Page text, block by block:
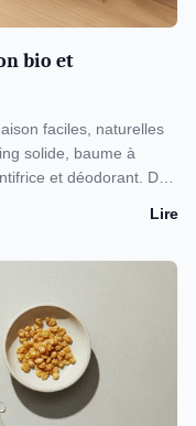
bio et
faciles, naturelles
solide, baume à
et déodorant. Des
Lire